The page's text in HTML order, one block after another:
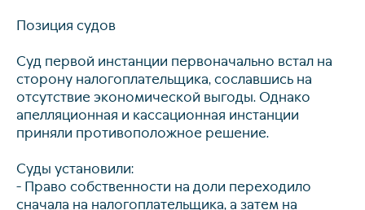
Позиция судов
Суд первой инстанции первоначально встал на
сторону налогоплательщика, сославшись на
отсутствие экономической выгоды. Однако
апелляционная и кассационная инстанции
приняли противоположное решение.
Суды установили:
- Право собственности на доли переходило
сначала на налогоплательщика, а затем на